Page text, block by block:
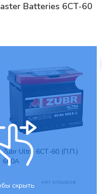
Batteries 6СТ-60
скрыть
Zubr Ultra 6СТ-60 (П.П.)
600А
нет отзывов